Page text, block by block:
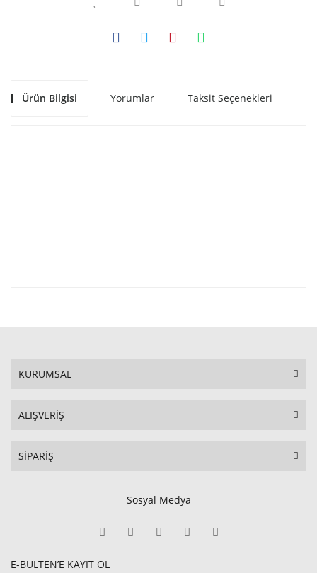
Ürün Bilgisi Yorumlar Taksit Seçenekleri
KURUMSAL
ALIŞVERİŞ
SİPARİŞ
Sosyal Medya
E-BÜLTEN’E KAYIT OL